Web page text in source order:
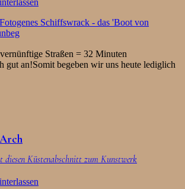
Straßen = 32 Minuten
gut an!Somit begeben wir uns heute lediglich
diesen Küstenabschnitt zum Kunstwerk